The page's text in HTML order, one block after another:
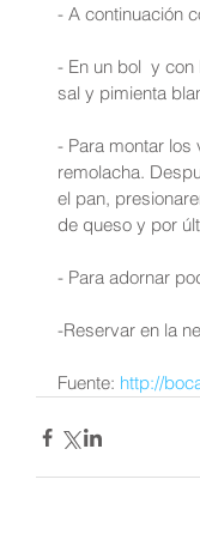
- A continuación
- En un bol  y
sal y pimienta
- Para montar
remolacha.
el pan,
de queso y por
- Para adornar
-Reservar en la
Fuente: http://